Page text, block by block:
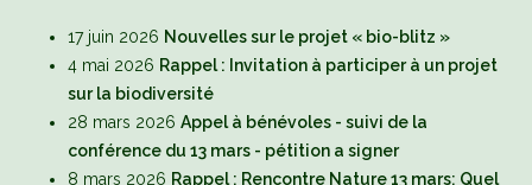
17 juin 2026 Nouvelles sur le projet « bio-blitz »
4 mai 2026 Rappel : Invitation à participer à un projet
sur la biodiversité
28 mars 2026 Appel à bénévoles - suivi de la
conférence du 13 mars - pétition a signer
8 mars 2026 Rappel : Rencontre Nature 13 mars: Quel